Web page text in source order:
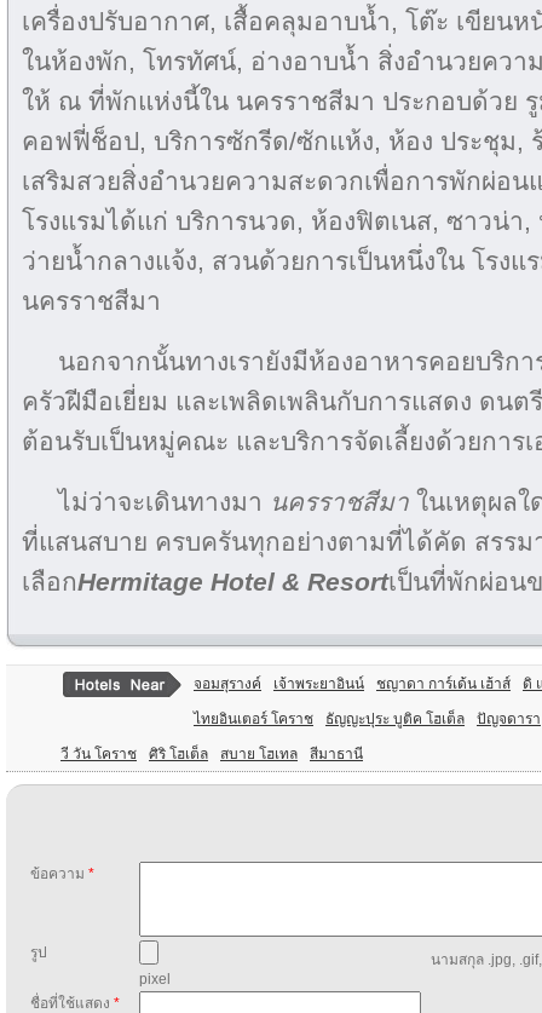
เครื่องปรับอากาศ, เสื้อคลุมอาบน้ำ, โต๊ะ เขียนห
ในห้องพัก, โทรทัศน์, อ่างอาบน้ำ สิ่งอำนวยควา
ให้ ณ ที่พักแห่งนี้ใน นครราชสีมา ประกอบด้วย
คอฟฟี่ช็อป, บริการซักรีด/ซักแห้ง, ห้อง ประชุม,
เสริมสวยสิ่งอำนวยความสะดวกเพื่อการพักผ่อ
โรงแรมได้แก่ บริการนวด, ห้องฟิตเนส, ซาวน่า,
ว่ายน้ำกลางแจ้ง, สวนด้วยการเป็นหนึ่งใน โรง
นครราชสีมา
นอกจากนั้นทางเรายังมีห้องอาหารคอยบริ
ครัวฝีมือเยี่ยม และเพลิดเพลินกับการแสดง ดน
ต้อนรับเป็นหมู่คณะ และบริการจัดเลี้ยงด้วยการ
ไม่ว่าจะเดินทางมา นครราชสีมา ในเหตุผล
ที่แสนสบาย ครบครันทุกอย่างตามที่ได้คัด สรร
เลือกHermitage Hotel & Resortเป็นที่พักผ่อน
จอมสุรางค์ เจ้าพระยาอินน์ ชญาดา การ์เด้น เฮ้าส์ ดิ
ไทยอินเตอร์ โคราช ธัญญะปุระ บูติค โฮเต็ล ปัญจดารา
วี วัน โคราช ศิริ โฮเต็ล สบาย โฮเทล สีมาธานี
ข้อความ *
รูป
นามสกุล .jpg,
pixel
ชื่อที่ใช้แสดง *